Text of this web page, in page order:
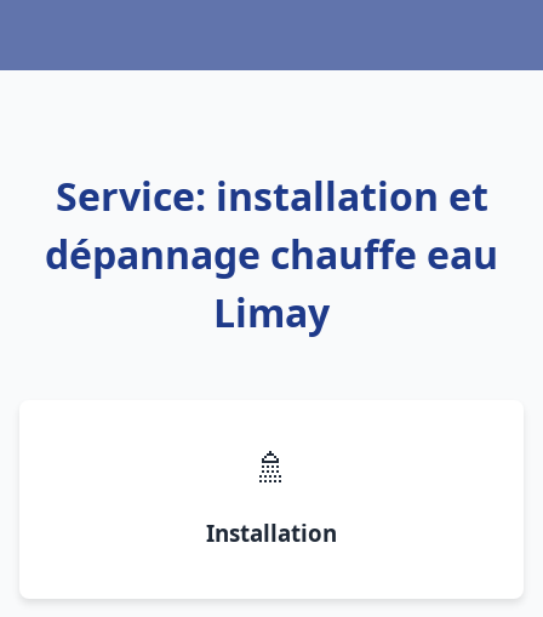
Service: installation et
dépannage chauffe eau
Limay
🚿
Installation